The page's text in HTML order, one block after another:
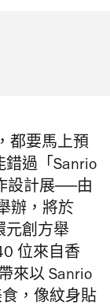
都要馬上預
錯過「Sanrio
設計展──由
辦，將於
元創方舉
位來自香
來以 Sanrio
，像紋身貼